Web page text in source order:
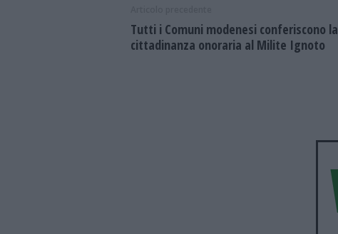
Tutti i Comuni modenesi conferiscono la
cittadinanza onoraria al Milite Ignoto